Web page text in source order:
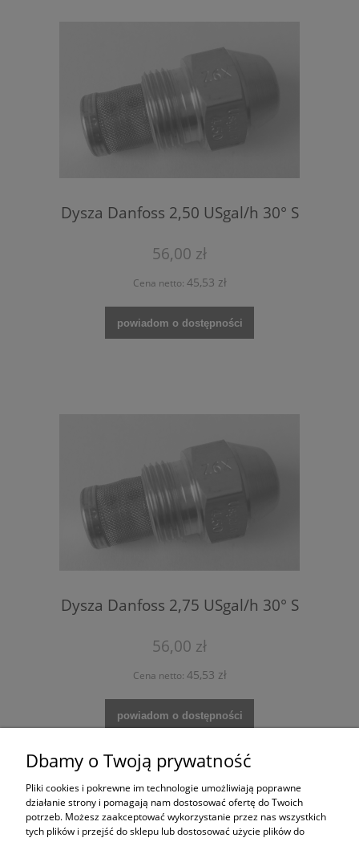
Dysza Danfoss 2,50 USgal/h 30° S
56,00 zł
Cena netto: 45,53 zł
powiadom o dostępności
Dysza Danfoss 2,75 USgal/h 30° S
56,00 zł
Cena netto: 45,53 zł
powiadom o dostępności
« 1
Zakupy
Dbamy o Twoją prywatność
Pliki cookies i pokrewne im technologie umożliwiają poprawne
działanie strony i pomagają nam dostosować ofertę do Twoich
potrzeb. Możesz zaakceptować wykorzystanie przez nas wszystkich
tych plików i przejść do sklepu lub dostosować użycie plików do